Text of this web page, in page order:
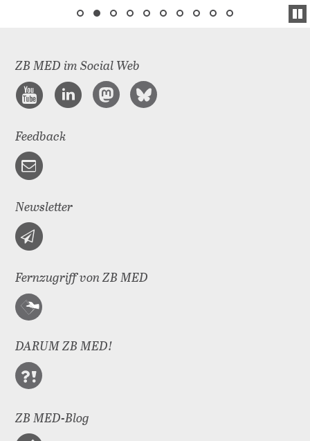
ZB MED im Social Web
Feedback
Newsletter
Fernzugriff von ZB MED
DARUM ZB MED!
ZB MED-Blog